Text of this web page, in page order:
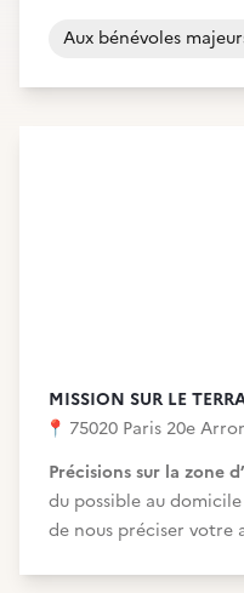
Aux bénévoles
MISSION SUR LE
📍 75020 Paris 20e
Précisions sur la zone
du possible au
de nous préciser votre